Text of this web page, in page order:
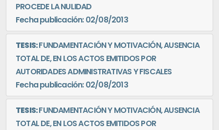
PROCEDE LA NULIDAD
Fecha publicación: 02/08/2013
TESIS:FUNDAMENTACIÓN Y MOTIVACIÓN, AUSENCIA
TOTAL DE, EN LOS ACTOS EMITIDOS POR
AUTORIDADES ADMINISTRATIVAS Y FISCALES
Fecha publicación: 02/08/2013
TESIS:FUNDAMENTACIÓN Y MOTIVACIÓN, AUSENCIA
TOTAL DE, EN LOS ACTOS EMITIDOS POR